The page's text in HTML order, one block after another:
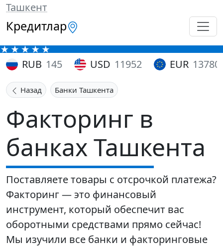
Ташкент
Кредитлар
RUB 145 USD 11952 EUR 13780
Назад Банки Ташкента
Факторинг в
банках Ташкента
Поставляете товары с отсрочкой платежа?
Факторинг — это финансовый
инструмент, который обеспечит вас
оборотными средствами прямо сейчас!
Мы изучили все банки и факторинговые